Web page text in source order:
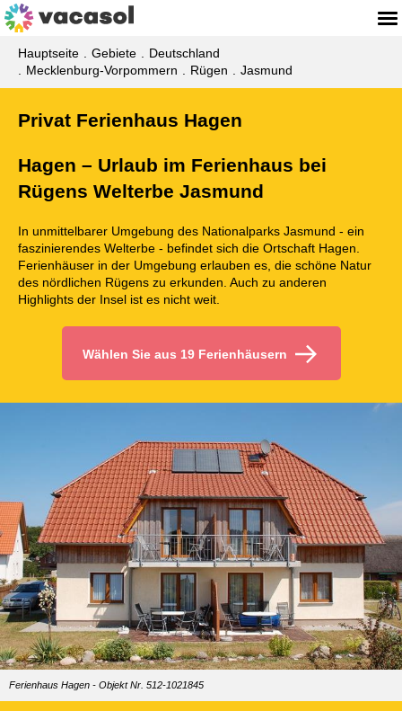
Hauptseite Gebiete
Deutschland
Mecklenburg-Vorpommern
Rügen Jasmund
Privat Ferienhaus Hagen
Hagen – Urlaub im Ferienhaus bei
Rügens Welterbe Jasmund
In unmittelbarer Umgebung des Nationalparks Jasmund - ein
faszinierendes Welterbe - befindet sich die Ortschaft Hagen.
Ferienhäuser in der Umgebung erlauben es, die schöne Natur
des nördlichen Rügens zu erkunden. Auch zu anderen
Highlights der Insel ist es nicht weit.
Wählen Sie aus 19 Ferienhäusern
Ferienhaus Hagen - Objekt Nr. 512-1021845